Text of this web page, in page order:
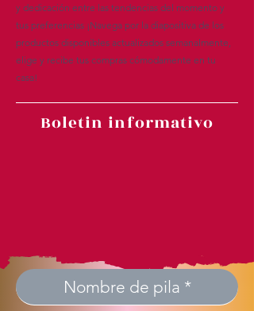
y dedicación entre las tendencias del momento y
tus preferencias ¡Navega por la diapositiva de los
productos disponibles actualizados semanalmente,
elige y recibe tus compras cómodamente en tu
casa!
Boletin informativo